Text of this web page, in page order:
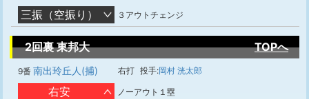
三振（空振り） ３アウトチェンジ
2回裏 東邦大 TOPへ
9番 南出玲丘人(捕) 右打 投手:岡村 洸太郎
右安 ノーアウト１塁